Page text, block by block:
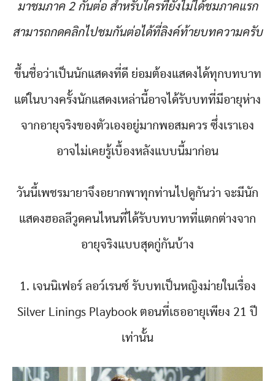
มาชมภาค 2 กันต่อ สำหรับใครที่ยังไม่ได้ชมภาคแรก
สามารถกดคลิกไปชมกันต่อได้ที่ลิงค์ท้ายบทความครับ
ขึ้นชื่อว่าเป็นนักแสดงที่ดี ย่อมต้องแสดงได้ทุกบทบาท
แต่ในบางครั้งนักแสดงเหล่านี้อาจได้รับบทที่มีอายุห่าง
จากอายุจริงของตัวเองอยู่มากพอสมควร ซึ่งเราเอง
อาจไม่เคยรู้เบื้องหลังแบบนี้มาก่อน
วันนี้เพชรมายาจึงอยากพาทุกท่านไปดูกันว่า จะมีนัก
แสดงฮอลลีวูดคนไหนที่ได้รับบทบาทที่แตกต่างจาก
อายุจริงแบบสุดกู่กันบ้าง
1. เจนนิเฟอร์ ลอว์เรนซ์ รับบทเป็นหญิงม่ายในเรื่อง
Silver Linings Playbook ตอนที่เธออายุเพียง 21 ปี
เท่านั้น